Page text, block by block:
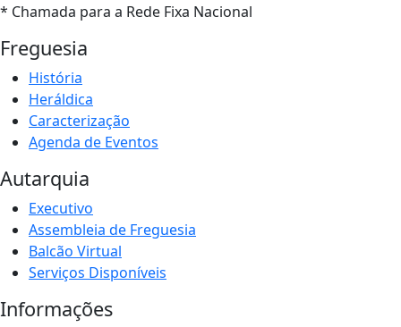
* Chamada para a Rede Fixa Nacional
Freguesia
História
Heráldica
Caracterização
Agenda de Eventos
Autarquia
Executivo
Assembleia de Freguesia
Balcão Virtual
Serviços Disponíveis
Informações